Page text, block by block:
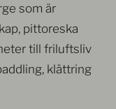
som är
pittoreska
till friluftsliv
klättring